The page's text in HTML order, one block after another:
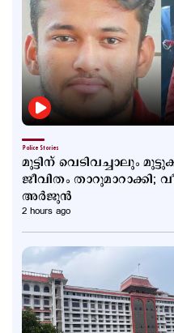
Police Stories
മുട്ടിന് വെടിവച്ചാലും
ജീവിതം താറുമാറാക്കി;
അര്‍ജുന്‍
2 hours ago